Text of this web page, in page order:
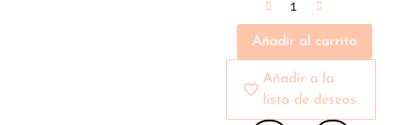
Añadir al carrito
Añadir a la
lista de deseos